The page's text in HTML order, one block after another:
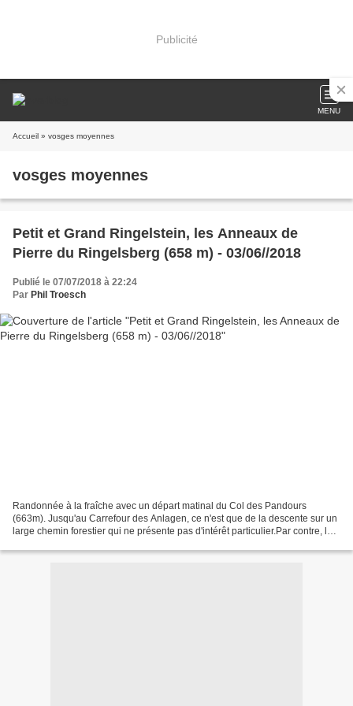
Publicité
MENU
Accueil » vosges moyennes
vosges moyennes
Petit et Grand Ringelstein, les Anneaux de
Pierre du Ringelsberg (658 m) - 03/06//2018
Publié le 07/07/2018 à 22:24
Par Phil Troesch
Randonnée à la fraîche avec un départ matinal du Col des Pandours
(663m). Jusqu'au Carrefour des Anlagen, ce n'est que de la descente sur un
large chemin forestier qui ne présente pas d'intérêt particulier.Par contre, la